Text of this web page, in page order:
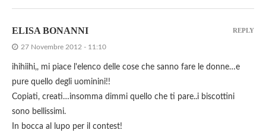
ELISA BONANNI
27 Novembre 2012 - 11:10
ihihiihi,, mi piace l'elenco delle cose che sanno fare le donne…e
pure quello degli uominini!!
Copiati, creati…insomma dimmi quello che ti pare..i biscottini
sono bellissimi.
In bocca al lupo per il contest!
REPLY